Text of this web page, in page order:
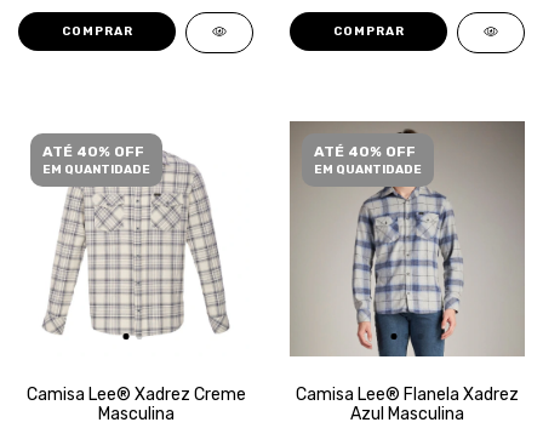
COMPRAR COMPRAR
ATÉ 40% OFF
EM QUANTIDADE
Camisa Lee® Xadrez Creme
Masculina
ATÉ 40% OFF
EM QUANTIDADE
Camisa Lee® Flanela Xadrez
Azul Masculina